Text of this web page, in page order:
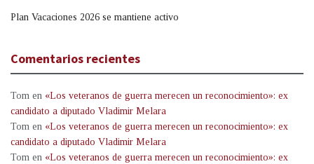
Plan Vacaciones 2026 se mantiene activo
Comentarios recientes
Tom en «Los veteranos de guerra merecen un reconocimiento»: ex
candidato a diputado Vladimir Melara
Tom en «Los veteranos de guerra merecen un reconocimiento»: ex
candidato a diputado Vladimir Melara
Tom en «Los veteranos de guerra merecen un reconocimiento»: ex